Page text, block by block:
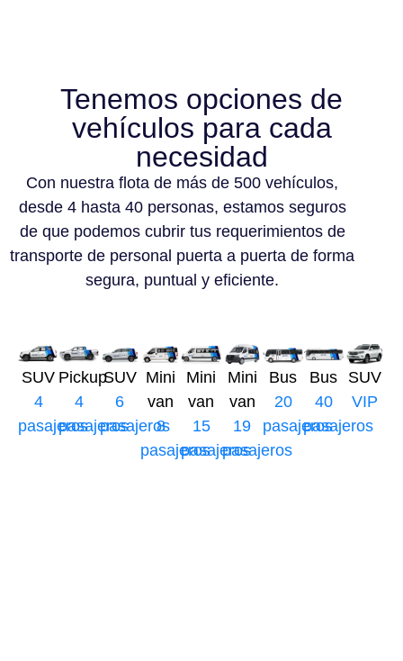
Tenemos opciones de
vehículos para cada
necesidad
Con nuestra flota de más de 500 vehículos,
desde 4 hasta 40 personas, estamos seguros
de que podemos cubrir tus requerimientos de
transporte de personal puerta a puerta de forma
segura, puntual y eficiente.
SUV
4
pasajeros
Pickup
4
pasajeros
SUV
6
pasajeros
Mini
van
8
pasajeros
Mini
van
15
pasajeros
Mini
van
19
pasajeros
Bus
20
pasajeros
Bus
40
pasajeros
SUV
VIP